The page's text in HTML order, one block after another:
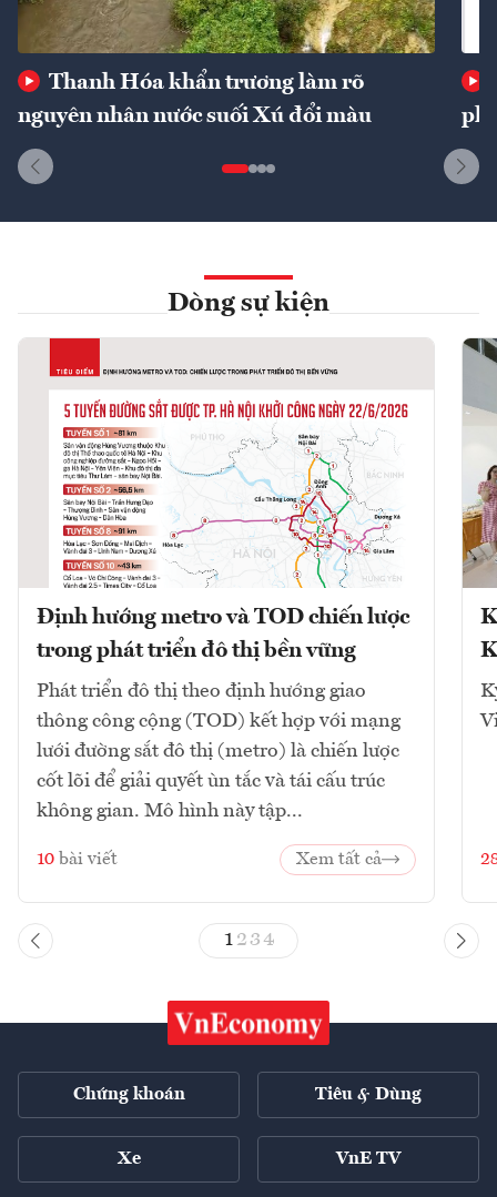
Thanh Hóa khẩn trương làm rõ
nguyên nhân nước suối Xú đổi màu
phí
Dòng sự kiện
Định hướng metro và TOD chiến lược
trong phát triển đô thị bền vững
Phát triển đô thị theo định hướng giao
thông công cộng (TOD) kết hợp với mạng
lưới đường sắt đô thị (metro) là chiến lược
cốt lõi để giải quyết ùn tắc và tái cấu trúc
không gian. Mô hình này tập...
10 bài viết Xem tất cả
1 23 4
Chứng khoán Tiêu & Dùng
Xe VnE TV